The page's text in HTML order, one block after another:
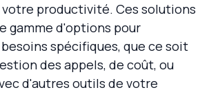
productivité. Ces solutions
gamme d'options pour
spécifiques, que ce soit
des appels, de coût, ou
d'autres outils de votre